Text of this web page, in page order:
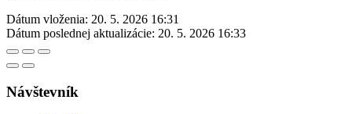
Dátum vloženia: 20. 5. 2026 16:31
Dátum poslednej aktualizácie: 20. 5. 2026 16:33
Návštevník